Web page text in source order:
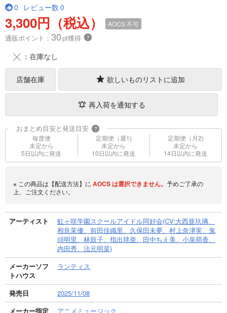
0 レビュー数 0
3,300円（税込） AOCS不可
通販ポイント： 30pt獲得 ？
╳ ：在庫なし
店舗在庫 欲しいものリストに追加
再入荷を通知する
おまとめ目安と発送目安 ?
毎度便
未定から
5日以内に発送
定期便（週1)
未定から
10日以内に発送
定期便（月2)
未定から
14日以内に発送
※ この商品は【配送方法】に AOCSは選択できません。 予めご了承の
上、ご注文ください。
アーティスト
虹ヶ咲学園スクールアイドル同好会(CV:大西亜玖璃、
相良茉優、前田佳織里、久保田未夢、村上奈津実、鬼
頭明里、林鼓子、指出毬亜、田中ちえ美、小泉萌香、
内田秀、法元明菜)
メーカーソフ
トハウス
ランティス
発売日
2025/11/08
メーカー指定
アニメミュージック